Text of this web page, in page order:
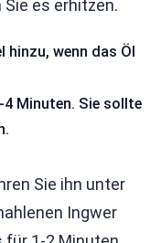
es erhitzen.
hinzu, wenn das Öl
4 Minuten. Sie sollte
Sie ihn unter
Ingwer